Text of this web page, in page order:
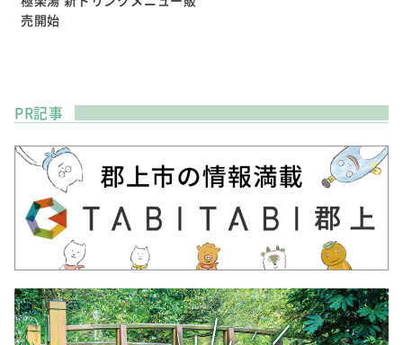
売開始
PR記事